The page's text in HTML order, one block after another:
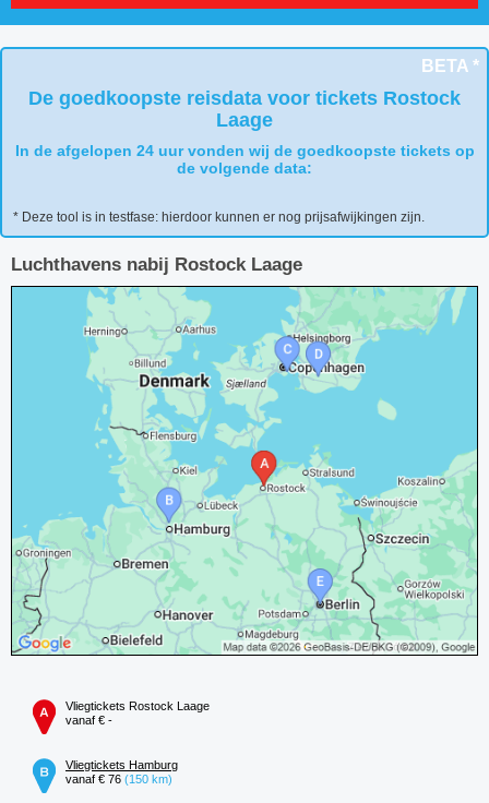
BETA *
De goedkoopste reisdata voor tickets Rostock
Laage
In de afgelopen 24 uur vonden wij de goedkoopste tickets op
de volgende data:
* Deze tool is in testfase: hierdoor kunnen er nog prijsafwijkingen zijn.
Luchthavens nabij Rostock Laage
Vliegtickets Rostock Laage
vanaf € -
Vliegtickets Hamburg
vanaf € 76 (150 km)